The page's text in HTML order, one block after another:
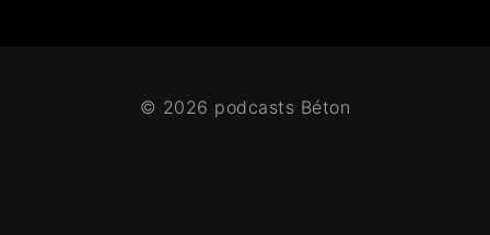
© 2026 podcasts Béton